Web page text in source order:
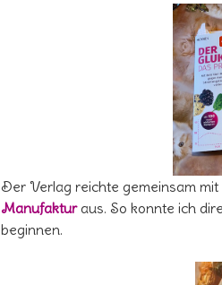
Der Verlag reichte gemeinsam
Manufakturaus. So konnte ich
beginnen.